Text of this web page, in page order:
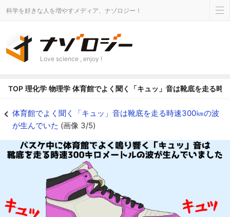
科学を好きな人を増やすメディア、ナゾロジー！
Love science , enjoy !
TOP 理化学 物理学 体育館でよく聞く「キュッ」音は靴底を走る時
体育館でよく聞く「キュッ」音は靴底を走る時速300㎞の波
が生んでいた (画像 3/5)